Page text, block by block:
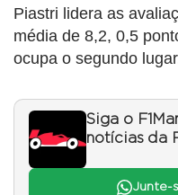
Piastri lidera as
média de 8,2, 0,5
ocupa o segundo
Siga o
notícias da
Junte-